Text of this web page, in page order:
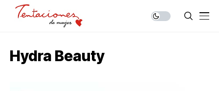
Hydra Beauty